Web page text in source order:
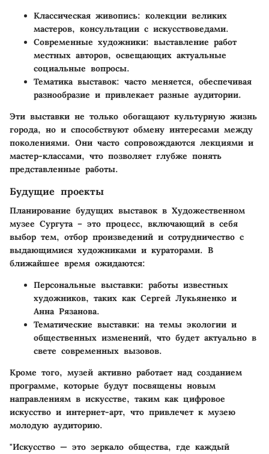
Классическая живопись: колекции великих
мастеров, консультации с искусствоведами.
Современные художники: выставление работ
местных авторов, освещающих актуальные
социальные вопросы.
Тематика выставок: часто меняется, обеспечивая
разнообразие и привлекает разные аудитории.
Эти выставки не только обогащают культурную жизнь
города, но и способствуют обмену интересами между
поколениями. Они часто сопровождаются лекциями и
мастер-классами, что позволяет глубже понять
представленные работы.
Будущие проекты
Планирование будущих выставок в Художественном
музее Сургута – это процесс, включающий в себя
выбор тем, отбор произведений и сотрудничество с
выдающимися художниками и кураторами. В
ближайшее время ожидаются:
Персональные выставки: работы известных
художников, таких как Сергей Лукьяненко и
Анна Рязанова.
Тематические выставки: на темы экологии и
общественных изменений, что будет актуально в
свете современных вызовов.
Кроме того, музей активно работает над созданием
программе, которые будут посвящены новым
направлениям в искусстве, таким как цифровое
искусство и интернет-арт, что привлечет к музею
молодую аудиторию.
"Искусство — это зеркало общества, где каждый